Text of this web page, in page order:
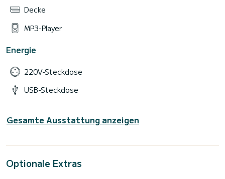
Decke
MP3-Player
Energie
220V-Steckdose
USB-Steckdose
Gesamte Ausstattung anzeigen
Optionale Extras